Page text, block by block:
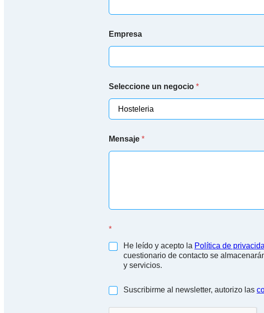
Empresa
Seleccione un negocio *
e
g
e
e
c
i
M
n
Mensaje *
*
He leído y acepto la Política de
cuestionario de contacto se
y servicios.
(
o
Suscribirme al newsletter, autorizo las